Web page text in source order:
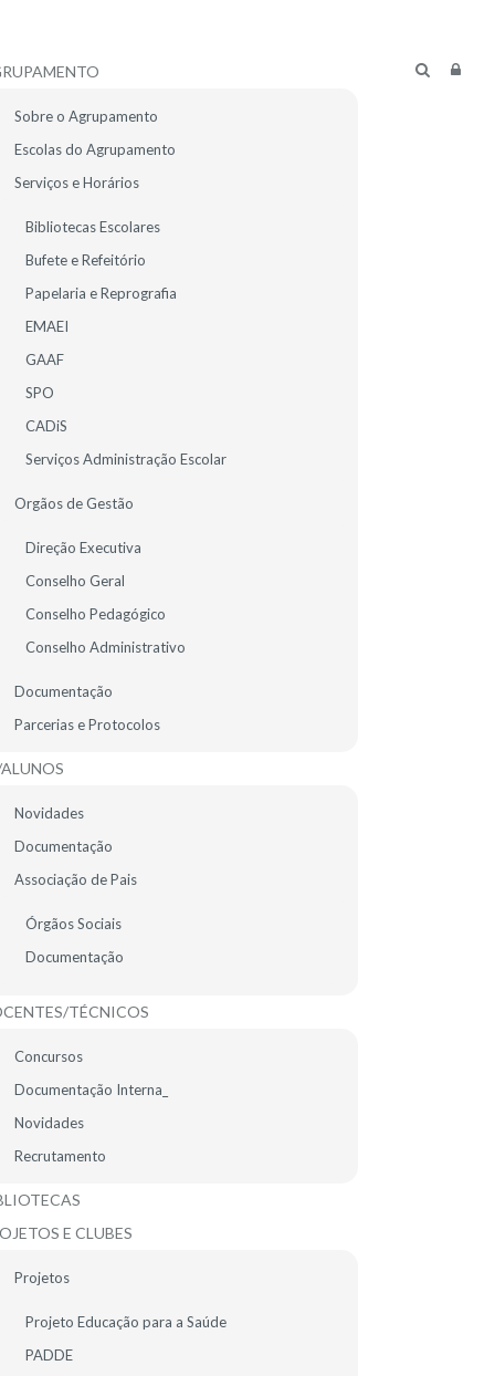
Sobre o Agrupamento
Escolas do Agrupamento
Serviços e Horários
Bibliotecas Escolares
Bufete e Refeitório
Papelaria e Reprografia
EMAEI
GAAF
SPO
CADiS
Serviços Administração Escolar
Orgãos de Gestão
Direção Executiva
Conselho Geral
Conselho Pedagógico
Conselho Administrativo
Documentação
Parcerias e Protocolos
Novidades
Documentação
Associação de Pais
Órgãos Sociais
Documentação
TÉCNICOS
Concursos
Documentação Interna_
Novidades
Recrutamento
E CLUBES
Projetos
Projeto Educação para a Saúde
PADDE
ALUNOS
EMENTA ESCOLAR
de hábitos diários de poupança de
do Clube Eco Escola
feiras, das 16h20 às 17h10
Feed RSS de todas as notícias